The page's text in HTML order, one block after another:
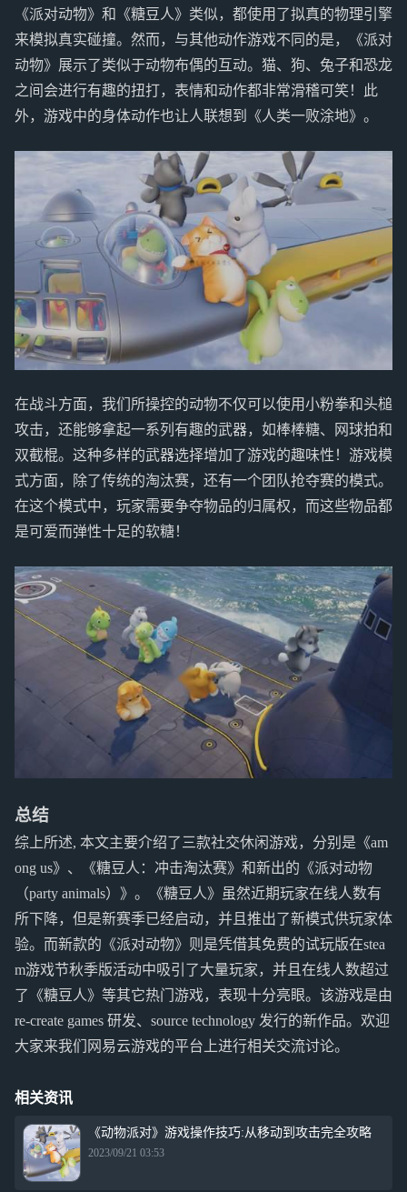
《派对动物》和《糖豆人》类似，都使用了拟真的物理引擎
来模拟真实碰撞。然而，与其他动作游戏不同的是，《派对
动物》展示了类似于动物布偶的互动。猫、狗、兔子和恐龙
之间会进行有趣的扭打，表情和动作都非常滑稽可笑！此
外，游戏中的身体动作也让人联想到《人类一败涂地》。
在战斗方面，我们所操控的动物不仅可以使用小粉拳和头槌
攻击，还能够拿起一系列有趣的武器，如棒棒糖、网球拍和
双截棍。这种多样的武器选择增加了游戏的趣味性！游戏模
式方面，除了传统的淘汰赛，还有一个团队抢夺赛的模式。
在这个模式中，玩家需要争夺物品的归属权，而这些物品都
是可爱而弹性十足的软糖！
总结
综上所述, 本文主要介绍了三款社交休闲游戏，分别是《am
ong us》、《糖豆人：冲击淘汰赛》和新出的《派对动物
（party animals）》。《糖豆人》虽然近期玩家在线人数有
所下降，但是新赛季已经启动，并且推出了新模式供玩家体
验。而新款的《派对动物》则是凭借其免费的试玩版在stea
m游戏节秋季版活动中吸引了大量玩家，并且在线人数超过
了《糖豆人》等其它热门游戏，表现十分亮眼。该游戏是由
re-create games 研发、source technology 发行的新作品。欢迎
大家来我们网易云游戏的平台上进行相关交流讨论。
相关资讯
《动物派对》游戏操作技巧:从移动到攻击完全攻略
2023/09/21 03:53